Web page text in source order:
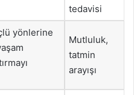
tedavisi
yönlerine
Mutluluk,
tatmin
arayışı